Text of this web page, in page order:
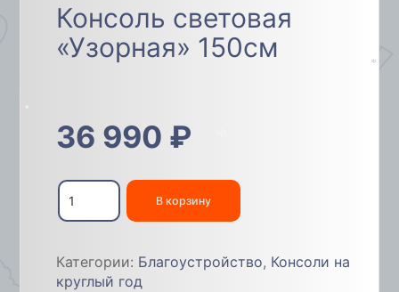
Консоль световая
«Узорная» 150см
36 990 ₽
Количество
товара
Консоль
150см
В корзину
Категории: Благоустройство, Консоли на
круглый год
*
*